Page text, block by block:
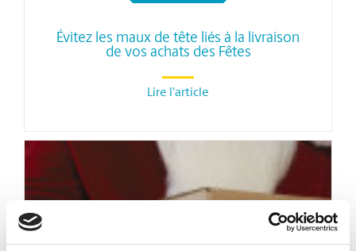
Évitez les maux de tête liés à la livraison
de vos achats des Fêtes
Lire l'article